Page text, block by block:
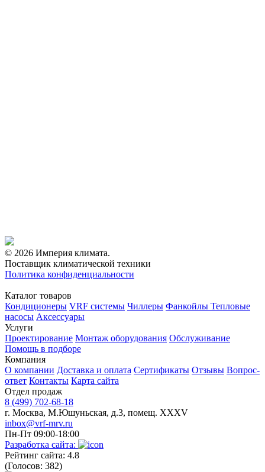
© 2026 Империя климата.
Поставщик климатической техники
Политика конфиденциальности
Каталог товаров
Кондиционеры VRF системы Чиллеры Фанкойлы Тепловые
насосы Аксессуары
Услуги
Проектирование Монтаж оборудования Обслуживание
Помощь в подборе
Компания
О компании Доставка и оплата Сертификаты Отзывы Вопрос-
ответ Контакты Карта сайта
Отдел продаж
8 (499) 702-68-18
г. Москва, М.Юшуньская, д.3, помещ. XXXV
inbox@vrf-mrv.ru
Пн-Пт 09:00-18:00
Разработка сайта:
Рейтинг сайта: 4.8
(Голосов: 382)